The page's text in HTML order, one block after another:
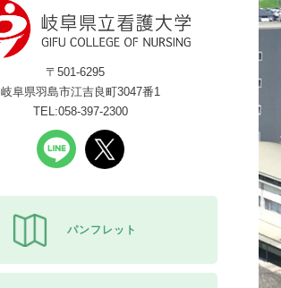
〒501-6295
岐阜県羽島市江吉良町3047番1
TEL:058-397-2300
パンフレット